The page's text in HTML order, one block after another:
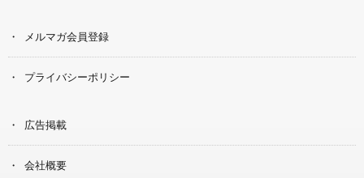
メルマガ会員登録
プライバシーポリシー
広告掲載
会社概要